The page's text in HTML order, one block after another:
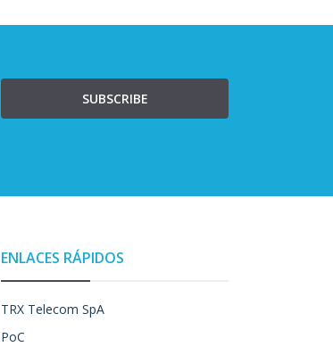
SUBSCRIBE
ENLACES RÁPIDOS
TRX Telecom SpA
PoC